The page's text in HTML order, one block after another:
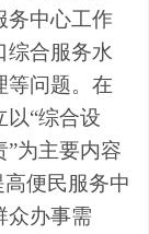
务中心工作
综合服务水
等问题。在
以“综合设
”为主要内容
便民服务中
众办事需